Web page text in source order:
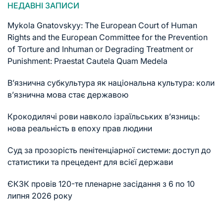
НЕДАВНІ ЗАПИСИ
Mykola Gnatovskyy: The European Court of Human
Rights and the European Committee for the Prevention
of Torture and Inhuman or Degrading Treatment or
Punishment: Praestat Cautela Quam Medela
В’язнична субкультура як національна культура: коли
в’язнична мова стає державою
Крокодилячі рови навколо ізраїльських в’язниць:
нова реальність в епоху прав людини
Суд за прозорість пенітенціарної системи: доступ до
статистики та прецедент для всієї держави
ЄКЗК провів 120-те пленарне засідання з 6 по 10
липня 2026 року